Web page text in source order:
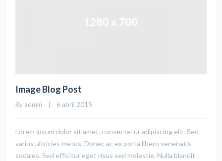
Image Blog Post
By admin
    |    6 abril 2015
Lorem ipsum dolor sit amet, consectetur adipiscing elit. Sed
varius ultricies metus. Donec ac ex porta libero venenatis
sodales. Sed efficitur eget risus sed molestie. Nulla blandit